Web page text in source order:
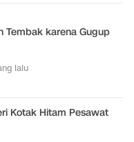
Tembak karena Gugup
lalu
Kotak Hitam Pesawat